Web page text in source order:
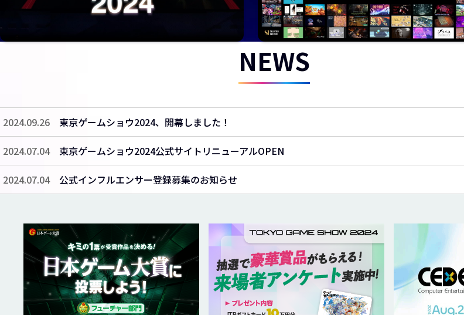
NEWS
2024.09.26 東京ゲームショウ2024、開幕しました！
2024.07.04 東京ゲームショウ2024公式サイトリニューアルOPEN
2024.07.04 公式インフルエンサー登録募集のお知らせ